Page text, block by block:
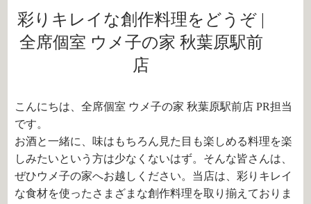
彩りキレイな創作料理をどうぞ |
全席個室 ウメ子の家 秋葉原駅前
店
こんにちは、全席個室 ウメ子の家 秋葉原駅前店 PR担当
です。
お酒と一緒に、味はもちろん見た目も楽しめる料理を楽
しみたいという方は少なくないはず。そんな皆さんは、
ぜひウメ子の家へお越しください。当店は、彩りキレイ
な食材を使ったさまざまな創作料理を取り揃えておりま